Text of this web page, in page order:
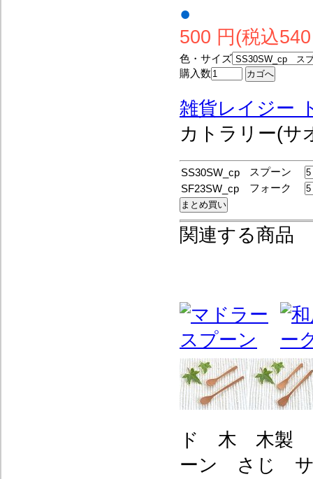
●
500 円(税込
色・サイズ
購入数
雑貨レイジー
カトラリー(
SS30SW_cp
スプーン
SF23SW_cp
フォーク
関連する商品
ド 木 木製
ーン さじ